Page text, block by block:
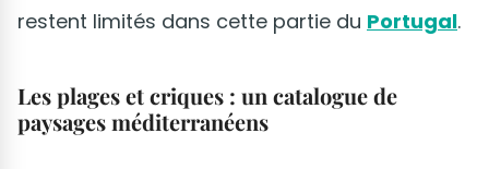
restent limités dans cette partie du Portugal.
Les plages et criques : un catalogue de
paysages méditerranéens